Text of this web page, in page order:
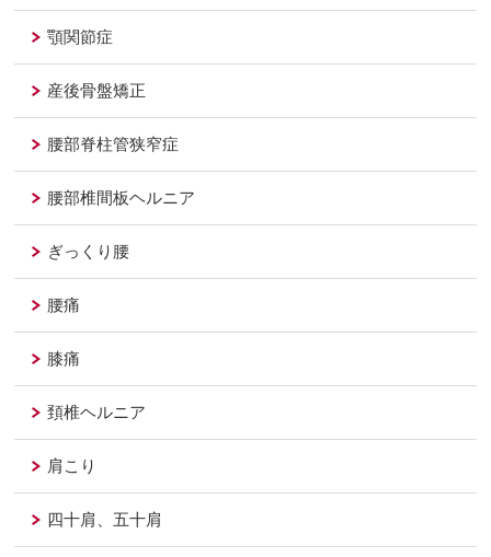
顎関節症
産後骨盤矯正
腰部脊柱管狭窄症
腰部椎間板ヘルニア
ぎっくり腰
腰痛
膝痛
頚椎ヘルニア
肩こり
四十肩、五十肩